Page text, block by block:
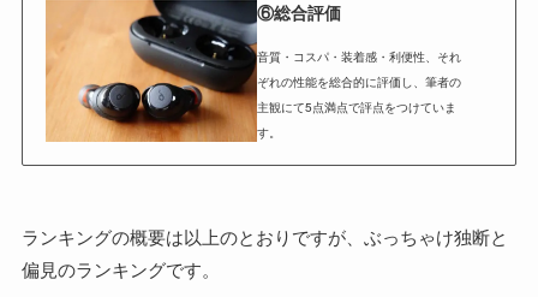
⑥総合評価
音質・コスパ・装着感・利便性、それ
ぞれの性能を総合的に評価し、筆者の
主観にて5点満点で評点をつけていま
す。
ランキングの概要は以上のとおりですが、ぶっちゃけ独断と
偏見のランキングです。